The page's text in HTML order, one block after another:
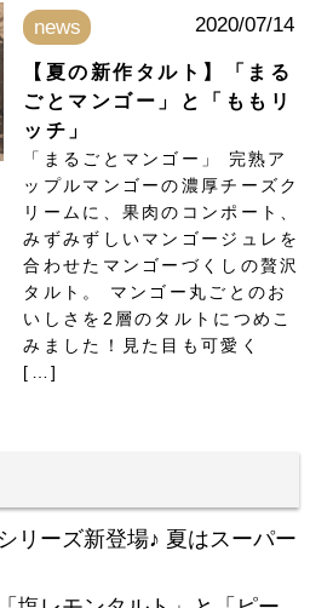
news 2020/07/14
【夏の新作タルト】「まる
ごとマンゴー」と「ももリ
ッチ」
「まるごとマンゴー」 完熟ア
ップルマンゴーの濃厚チーズク
リームに、果肉のコンポート、
みずみずしいマンゴージュレを
合わせたマンゴーづくしの贅沢
タルト。 マンゴー丸ごとのお
いしさを2層のタルトにつめこ
みました！見た目も可愛く
[…]
リーズ新登場♪ 夏はスーパー